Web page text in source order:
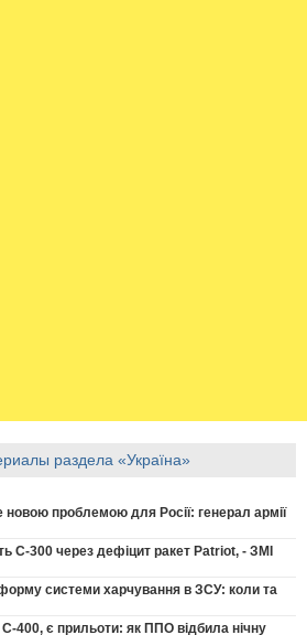
раздела «Україна»
новою проблемою для Росії: генерал армії
С-300 через дефіцит ракет Patriot, - ЗМІ
системи харчування в ЗСУ: коли та
С-400, є прильоти: як ППО відбила нічну